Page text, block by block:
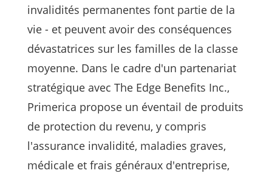
invalidités permanentes font partie de la
vie - et peuvent avoir des conséquences
dévastatrices sur les familles de la classe
moyenne. Dans le cadre d'un partenariat
stratégique avec The Edge Benefits Inc.,
Primerica propose un éventail de produits
de protection du revenu, y compris
l'assurance invalidité, maladies graves,
médicale et frais généraux d'entreprise,